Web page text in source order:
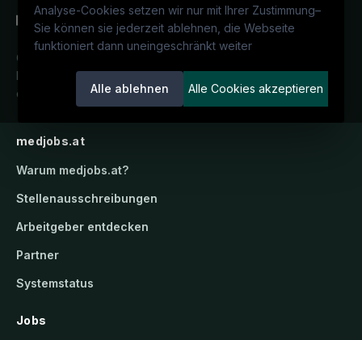
Analyse-Cookies setzen wir nur mit Ihrer Zustimmung–
Sie können sie jederzeit ablehnen, die Webseite
funktioniert dann uneingeschränkt weiter
Alle ablehnen Alle Cookies akzeptieren
Österreichs medizinisches
Karriereportal.Ein Service der
candidatis GmbH.
medjobs.at
Warum medjobs.at?
Stellenausschreibungen
Arbeitgeber entdecken
Partner
Systemstatus
Jobs